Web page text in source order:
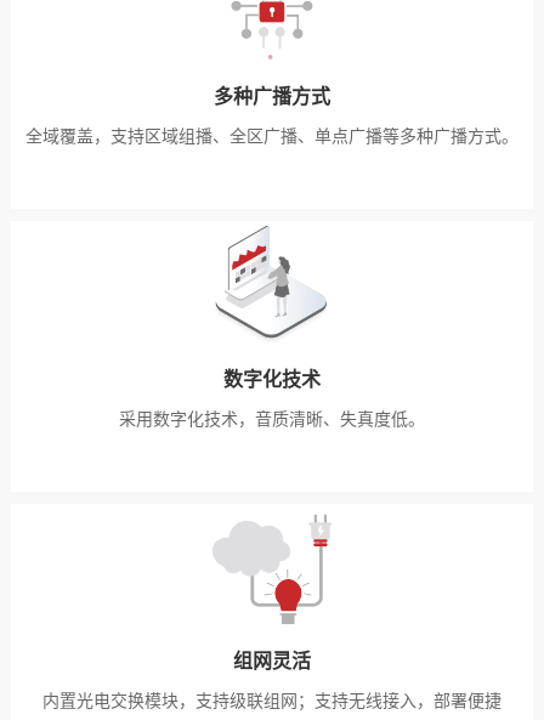
多种广播方式
全域覆盖，支持区域组播、全区广播、单点广播等多种广播方式。
数字化技术
采用数字化技术，音质清晰、失真度低。
组网灵活
内置光电交换模块，支持级联组网；支持无线接入，部署便捷